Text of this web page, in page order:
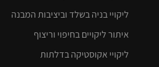
ליקויי בניה בשלד וביציבות המבנה
איתור ליקויים בחיפוי וריצוף
ליקויי אקוסטיקה בדלתות